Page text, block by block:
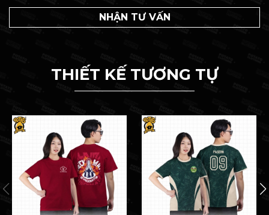
NHẬN TƯ VẤN
THIẾT KẾ TƯƠNG TỰ